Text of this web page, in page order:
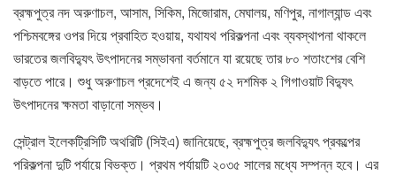
ব্রহ্মপুত্র নদ অরুণাচল, আসাম, সিকিম, মিজোরাম, মেঘালয়, মণিপুর, নাগাল্যান্ড এবং
পশ্চিমবঙ্গের ওপর দিয়ে প্রবাহিত হওয়ায়, যথাযথ পরিকল্পনা এবং ব্যবস্থাপনা থাকলে
ভারতের জলবিদ্যুৎ উৎপাদনের সম্ভাবনা বর্তমানে যা রয়েছে তার ৮০ শতাংশের বেশি
বাড়তে পারে। শুধু অরুণাচল প্রদেশেই এ জন্য ৫২ দশমিক ২ গিগাওয়াট বিদ্যুৎ
উৎপাদনের ক্ষমতা বাড়ানো সম্ভব।
সেন্ট্রাল ইলেকট্রিসিটি অথরিটি (সিইএ) জানিয়েছে, ব্রহ্মপুত্র জলবিদ্যুৎ প্রকল্পের
পরিকল্পনা দুটি পর্যায়ে বিভক্ত। প্রথম পর্যায়টি ২০৩৫ সালের মধ্যে সম্পন্ন হবে। এর